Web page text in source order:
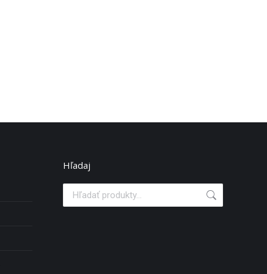
Hľadaj